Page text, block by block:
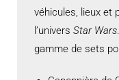
véhicules, lieux et
l’univers Star Wars
gamme de sets